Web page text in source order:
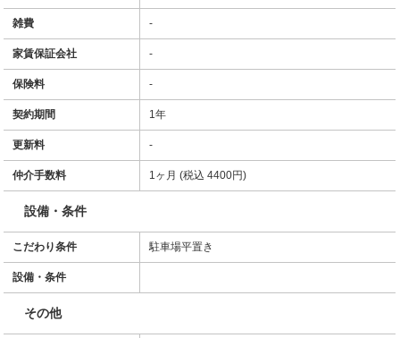
雑費 -
家賃保証会社 -
保険料 -
契約期間 1年
更新料 -
仲介手数料 1ヶ月 (税込 4400円)
設備・条件
こだわり条件 駐車場平置き
設備・条件
その他